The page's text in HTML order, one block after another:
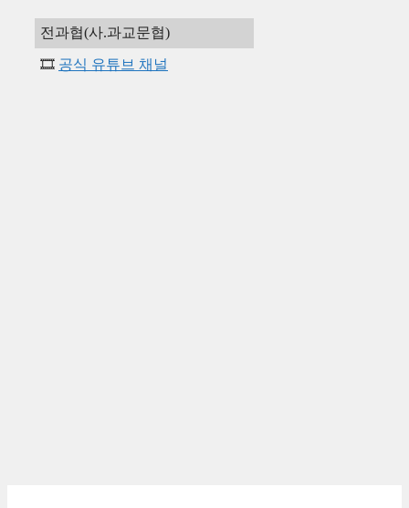
전과협(사.과교문협)
🎞️ 공식 유튜브 채널